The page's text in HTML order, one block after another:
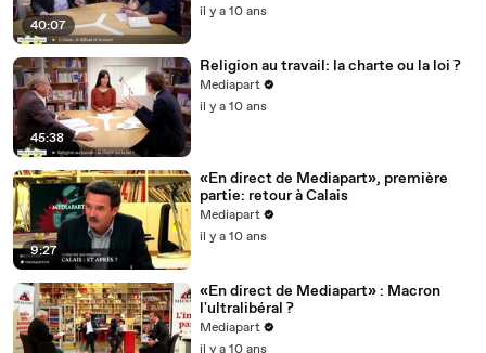
40:07
il y a 10 ans
45:38
Religion au travail: la charte ou la loi ?
Mediapart
il y a 10 ans
9:27
«En direct de Mediapart», première
partie: retour à Calais
Mediapart
il y a 10 ans
«En direct de Mediapart» : Macron
l'ultralibéral ?
Mediapart